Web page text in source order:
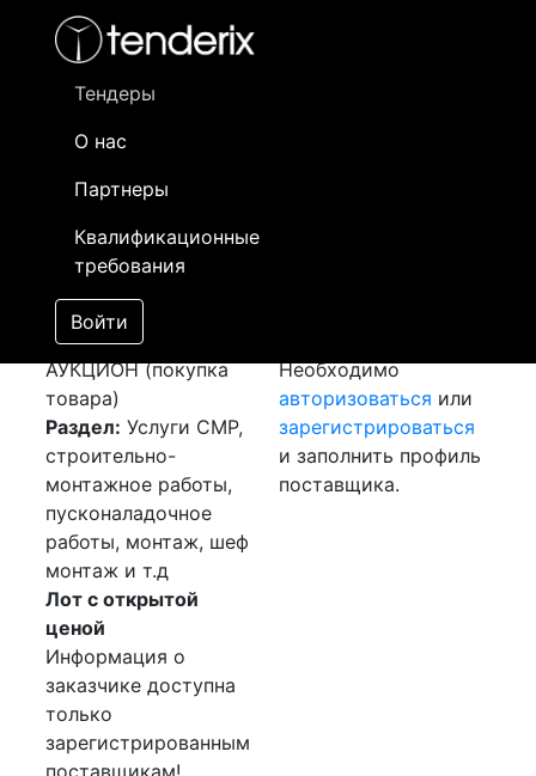
Тендеры
О нас
Партнеры
Квалификационные
требования
Войти
- активный лот
- сохраненный лот (не опубликован)
Закуп:
Асфальтирование и
благоустройство
[Завершен]
Лот №:5622
АУКЦИОН (покупка
товара)
Раздел: Услуги СМР,
строительно-
монтажное работы,
пусконаладочное
работы, монтаж, шеф
монтаж и т.д
Лот с открытой
ценой
Информация о
заказчике доступна
только
зарегистрированным
поставщикам!
Необходимо
авторизоваться или
зарегистрироваться
и заполнить профиль
поставщика.